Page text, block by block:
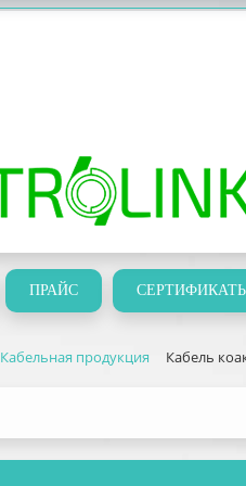
ПРАЙС
Кабельная продукция Кабель